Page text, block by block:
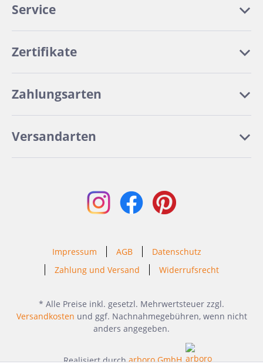
Service
Zertifikate
Zahlungsarten
Versandarten
Impressum AGB
Datenschutz
Zahlung und Versand
Widerrufsrecht
* Alle Preise inkl. gesetzl. Mehrwertsteuer zzgl.
Versandkosten und ggf. Nachnahmegebühren, wenn nicht
anders angegeben.
Realisiert durcharboro GmbH